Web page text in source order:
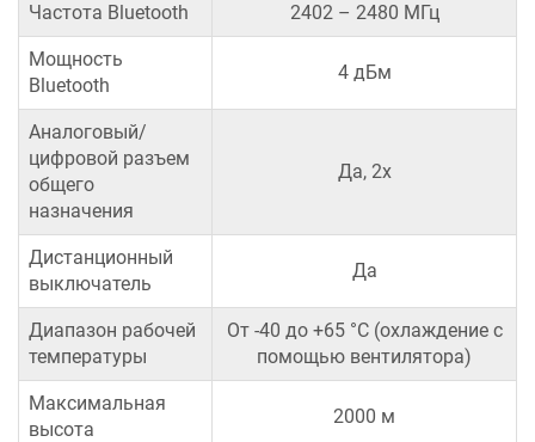
Частота Bluetooth 2402 – 2480 МГц
Мощность
Bluetooth
4 дБм
Аналоговый/
цифровой разъем
общего
назначения
Да, 2x
Дистанционный
выключатель
Да
Диапазон рабочей
температуры
От -40 до +65 °C (охлаждение с
помощью вентилятора)
Максимальная
высота
2000 м